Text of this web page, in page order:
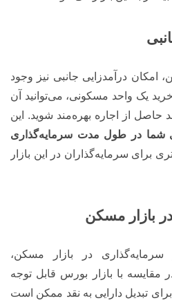
امکان درآمدزایی جانبی نیز وجود
یک واحد مسکونی، می‌توانید آن
حاصل از اجاره بهره‌مند شوید. این
شما در طول مدت سرمایه‌گذاری
برای سرمایه‌گذاران در این بازار
در بازار مسکن،
مقایسه با بازار بورس قابل توجه
تبدیل دارایی به نقد ممکن است